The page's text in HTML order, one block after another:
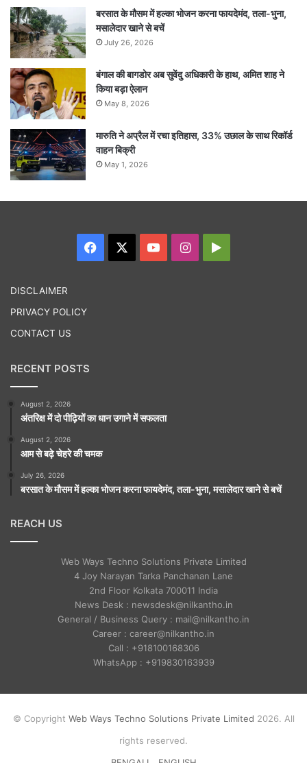
बरसात के मौसम में हल्का भोजन करना फायदेमंद, तला-भुना,
मसालेदार खाने से बचें
July 26, 2026
बंगाल की बागडोर अब सुवेंदु अधिकारी के हाथ, अमित शाह ने
किया बड़ा ऐलान
May 8, 2026
मारुति ने अप्रैल में रचा इतिहास, 33% उछाल के साथ रिकॉर्ड
वाहन बिक्री
May 1, 2026
Facebook YouTubeInstagram
DISCLAIMER
PRIVACY POLICY
CONTACT US
RECENT POSTS
August 2, 2026
अंतरिक्ष में दो पीढ़ियों का धान उगाने में सफलता
August 2, 2026
आम से बढ़े चेहरे की चमक
July 26, 2026
बरसात के मौसम में हल्का भोजन करना फायदेमंद, तला-भुना, मसालेदार खाने से बचें
REACH US
Web Ways Techno Solutions Private Limited
4 Joy Narayan Tarka Panchanan Lane
2nd Floor Kolkata 700011 India
News Desk : newsdesk@nilkantho.in
General / Business Query : mail@nilkantho.in
Career : career@nilkantho.in
Call : +918100168306
WhatsApp : +919830163939
© Copyright Web Ways Techno Solutions Private Limited 2026. All
rights reserved.